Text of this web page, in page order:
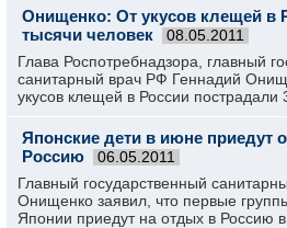
Онищенко: От укусов клещей в
тысячи человек
08.05.2011
Глава Роспотребнадзора, главный
санитарный врач РФ Геннадий
укусов клещей в России пострадали
Японские дети в июне приедут
Россию
06.05.2011
Главный государственный
Онищенко заявил, что первые
Японии приедут на отдых в Россию